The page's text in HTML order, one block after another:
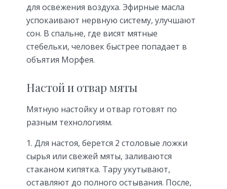
для освежения воздуха. Эфирные масла
успокаивают нервную систему, улучшают
сон. В спальне, где висят мятные
стебельки, человек быстрее попадает в
объятия Морфея.
Настой и отвар мяты
Мятную настойку и отвар готовят по
разным технологиям.
Для настоя, берется 2 столовые ложки
сырья или свежей мяты, заливаются
стаканом кипятка. Тару укутывают,
оставляют до полного остывания. После,